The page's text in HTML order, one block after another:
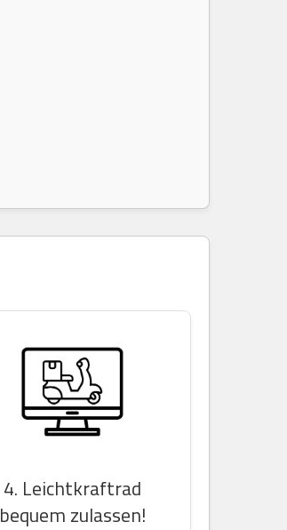
4. Leichtkraftrad
bequem zulassen!